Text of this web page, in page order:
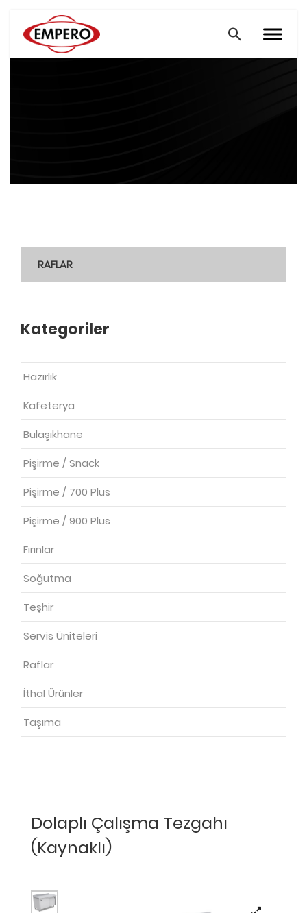
RAFLAR
Kategoriler
Hazırlık
Kafeterya
Bulaşıkhane
Pişirme / Snack
Pişirme / 700 Plus
Pişirme / 900 Plus
Fırınlar
Soğutma
Teşhir
Servis Üniteleri
Raflar
İthal Ürünler
Taşıma
Dolaplı Çalışma Tezgahı
(Kaynaklı)